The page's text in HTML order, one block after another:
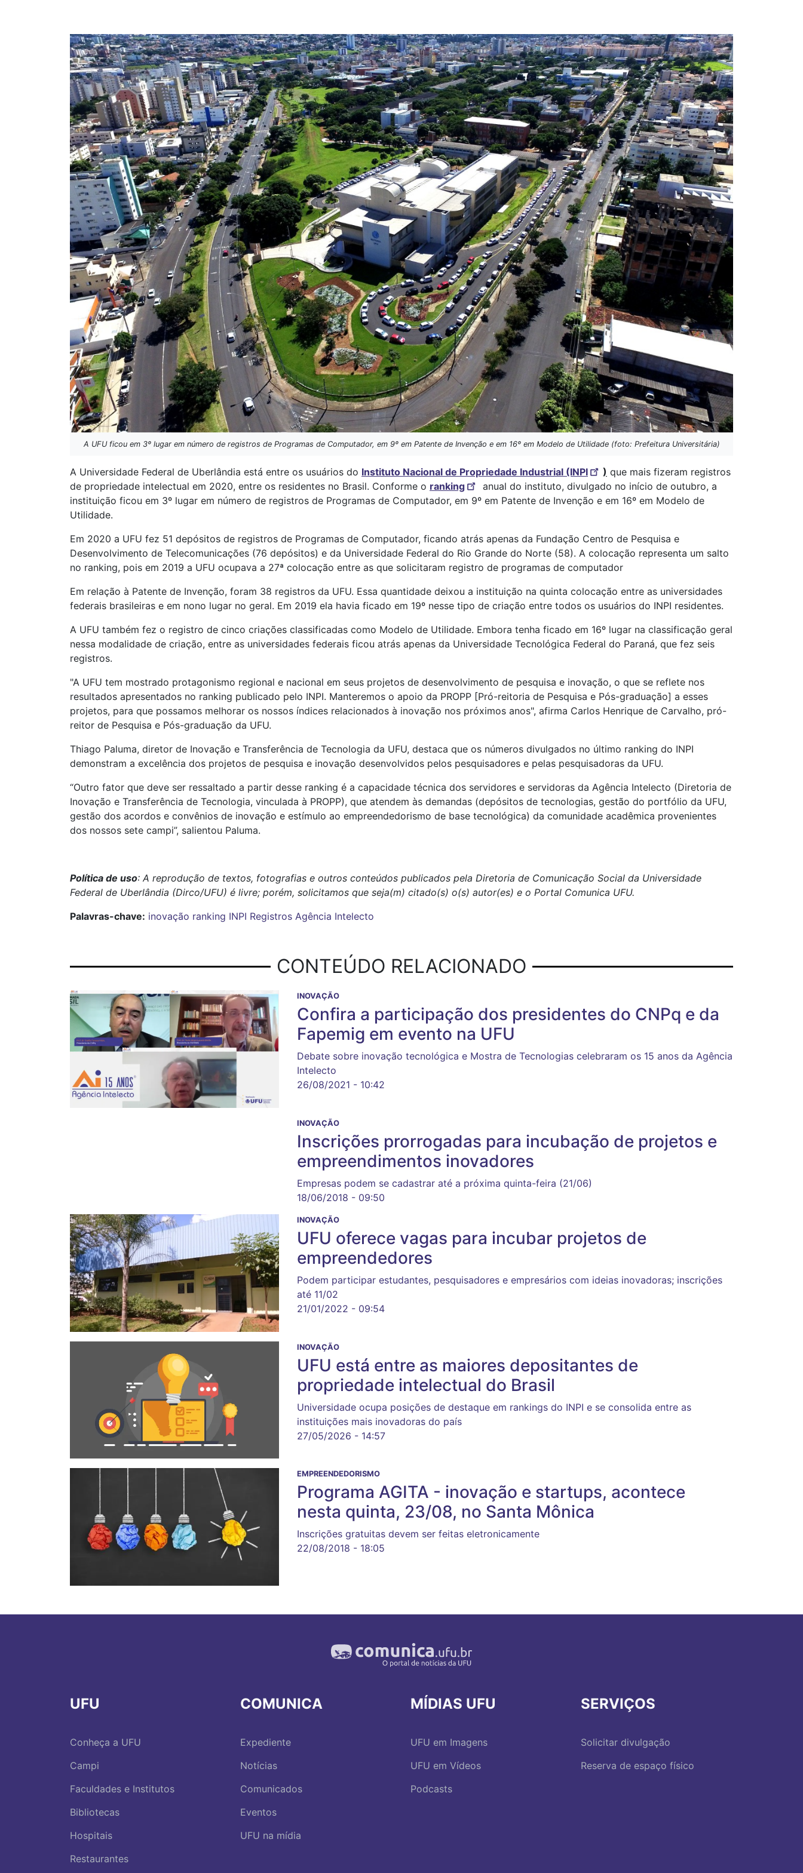
A UFU ficou em 3º lugar em número de registros de Programas de Computador, em 9º em Patente de Invenção e em 16º em Modelo de Utilidade (foto: Prefeitura Universitária)
A Universidade Federal de Uberlândia está entre os usuários do Instituto Nacional de Propriedade Industrial (INPI ) que mais fizeram registros
de propriedade intelectual em 2020, entre os residentes no Brasil. Conforme o ranking
anual do instituto, divulgado no início de outubro, a
instituição ficou em 3º lugar em número de registros de Programas de Computador, em 9º em Patente de Invenção e em 16º em Modelo de
Utilidade.
Em 2020 a UFU fez 51 depósitos de registros de Programas de Computador, ficando atrás apenas da Fundação Centro de Pesquisa e
Desenvolvimento de Telecomunicações (76 depósitos) e da Universidade Federal do Rio Grande do Norte (58). A colocação representa um salto
no ranking, pois em 2019 a UFU ocupava a 27ª colocação entre as que solicitaram registro de programas de computador
Em relação à Patente de Invenção, foram 38 registros da UFU. Essa quantidade deixou a instituição na quinta colocação entre as universidades
federais brasileiras e em nono lugar no geral. Em 2019 ela havia ficado em 19º nesse tipo de criação entre todos os usuários do INPI residentes.
A UFU também fez o registro de cinco criações classificadas como Modelo de Utilidade. Embora tenha ficado em 16º lugar na classificação geral
nessa modalidade de criação, entre as universidades federais ficou atrás apenas da Universidade Tecnológica Federal do Paraná, que fez seis
registros.
"A UFU tem mostrado protagonismo regional e nacional em seus projetos de desenvolvimento de pesquisa e inovação, o que se reflete nos
resultados apresentados no ranking publicado pelo INPI. Manteremos o apoio da PROPP [Pró-reitoria de Pesquisa e Pós-graduação] a esses
projetos, para que possamos melhorar os nossos índices relacionados à inovação nos próximos anos", afirma Carlos Henrique de Carvalho, pró-
reitor de Pesquisa e Pós-graduação da UFU.
Thiago Paluma, diretor de Inovação e Transferência de Tecnologia da UFU, destaca que os números divulgados no último ranking do INPI
demonstram a excelência dos projetos de pesquisa e inovação desenvolvidos pelos pesquisadores e pelas pesquisadoras da UFU.
“Outro fator que deve ser ressaltado a partir desse ranking é a capacidade técnica dos servidores e servidoras da Agência Intelecto (Diretoria de
Inovação e Transferência de Tecnologia, vinculada à PROPP), que atendem às demandas (depósitos de tecnologias, gestão do portfólio da UFU,
gestão dos acordos e convênios de inovação e estímulo ao empreendedorismo de base tecnológica) da comunidade acadêmica provenientes
dos nossos sete campi”, salientou Paluma.
Política de uso: A reprodução de textos, fotografias e outros conteúdos publicados pela Diretoria de Comunicação Social da Universidade
Federal de Uberlândia (Dirco/UFU) é livre; porém, solicitamos que seja(m) citado(s) o(s) autor(es) e o Portal Comunica UFU.
Palavras-chave: inovação ranking INPI Registros Agência Intelecto
CONTEÚDO RELACIONADO
INOVAÇÃO
Confira a participação dos presidentes do CNPq e da
Fapemig em evento na UFU
Debate sobre inovação tecnológica e Mostra de Tecnologias celebraram os 15 anos da Agência
Intelecto
26/08/2021 - 10:42
INOVAÇÃO
Inscrições prorrogadas para incubação de projetos e
empreendimentos inovadores
Empresas podem se cadastrar até a próxima quinta-feira (21/06)
18/06/2018 - 09:50
INOVAÇÃO
UFU oferece vagas para incubar projetos de
empreendedores
Podem participar estudantes, pesquisadores e empresários com ideias inovadoras; inscrições
até 11/02
21/01/2022 - 09:54
INOVAÇÃO
UFU está entre as maiores depositantes de
propriedade intelectual do Brasil
Universidade ocupa posições de destaque em rankings do INPI e se consolida entre as
instituições mais inovadoras do país
27/05/2026 - 14:57
EMPREENDEDORISMO
Programa AGITA - inovação e startups, acontece
nesta quinta, 23/08, no Santa Mônica
Inscrições gratuitas devem ser feitas eletronicamente
22/08/2018 - 18:05
UFU
Conheça a UFU
Campi
Faculdades e Institutos
Bibliotecas
Hospitais
Restaurantes
COMUNICA
Expediente
Notícias
Comunicados
Eventos
UFU na mídia
MÍDIAS UFU
UFU em Imagens
UFU em Vídeos
Podcasts
SERVIÇOS
Solicitar divulgação
Reserva de espaço físico